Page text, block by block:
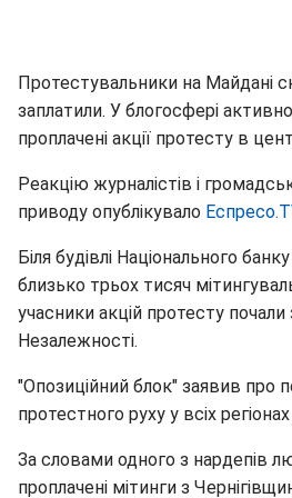
Протестувальники на Майдані
заплатили. У блогосфері
проплачені акції протесту в
Реакцію журналістів і
приводу опублікувало
Біля будівлі Національного
близько трьох тисяч
учасники акцій протесту
Незалежності.
"Опозиційний блок" заявив про
протестного руху у всіх
За словами одного з нардепів
проплачені мітинги з